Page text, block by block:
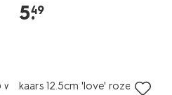
5.
49
kaars 12.5cm 'love' roze